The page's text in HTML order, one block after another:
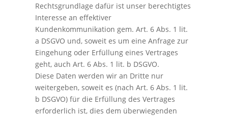
Rechtsgrundlage dafür ist unser berechtigtes
Interesse an effektiver
Kundenkommunikation gem. Art. 6 Abs. 1 lit.
a DSGVO und, soweit es um eine Anfrage zur
Eingehung oder Erfüllung eines Vertrages
geht, auch Art. 6 Abs. 1 lit. b DSGVO.
Diese Daten werden wir an Dritte nur
weitergeben, soweit es (nach Art. 6 Abs. 1 lit.
b DSGVO) für die Erfüllung des Vertrages
erforderlich ist, dies dem überwiegenden